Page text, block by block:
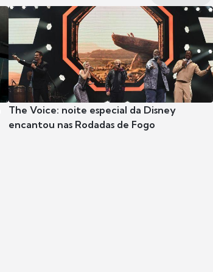
The Voice: noite especial da Disney
encantou nas Rodadas de Fogo